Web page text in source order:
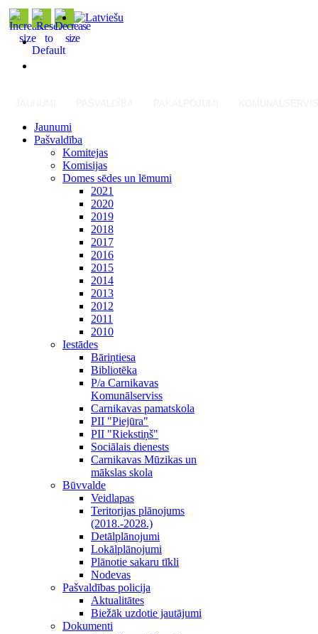
Jaunumi
Pašvaldība
Komitejas
Komisijas
Domes sēdes un lēmumi
2021
2020
2019
2018
2017
2016
2015
2014
2013
2012
2011
2010
Iestādes
Bāriņtiesa
Bibliotēka
P/a Carnikavas
Komunālserviss
Carnikavas pamatskola
PII "Piejūra"
PII "Riekstiņš"
Sociālais dienests
Carnikavas Mūzikas un
mākslas skola
Būvvalde
Veidlapas
Teritorijas plānojums
(2018.-2028.)
Detālplānojumi
Lokālplānojumi
Plānotie sakaru tīkli
Nodevas
Pašvaldības policija
Aktualitātes
Biežāk uzdotie jautājumi
Dokumenti